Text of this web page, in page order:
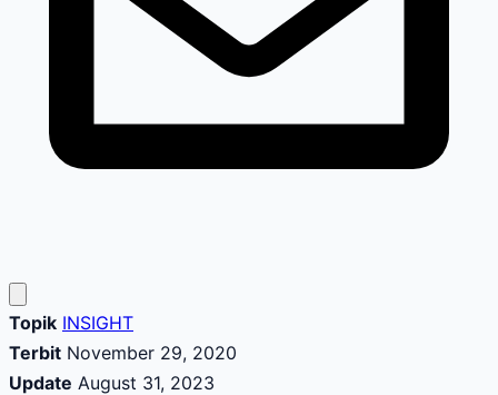
Topik INSIGHT
Terbit November 29, 2020
Update August 31, 2023